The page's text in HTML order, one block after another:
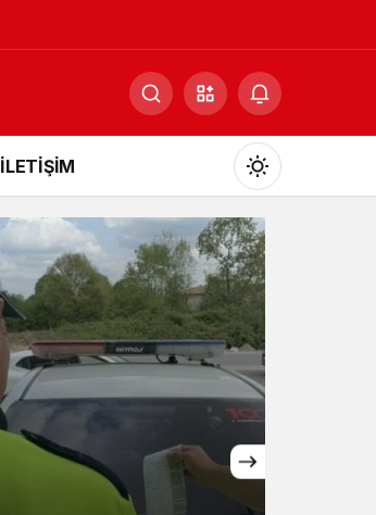
İLETİŞİM
Mod
değiştir
Gündüz Modu
Gündüz modunu seçin.
Gece Modu
Gece modunu seçin.